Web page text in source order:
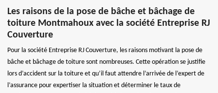
Les raisons de la pose de bâche et bâchage de
toiture Montmahoux avec la société Entreprise RJ
Couverture
Pour la société Entreprise RJ Couverture, les raisons motivant la pose de
bâche et bâchage de toiture sont nombreuses. Cette opération se justifie
lors d’accident sur la toiture et qu’il faut attendre l’arrivée de l’expert de
l’assurance pour expertiser la situation et déterminer le taux de